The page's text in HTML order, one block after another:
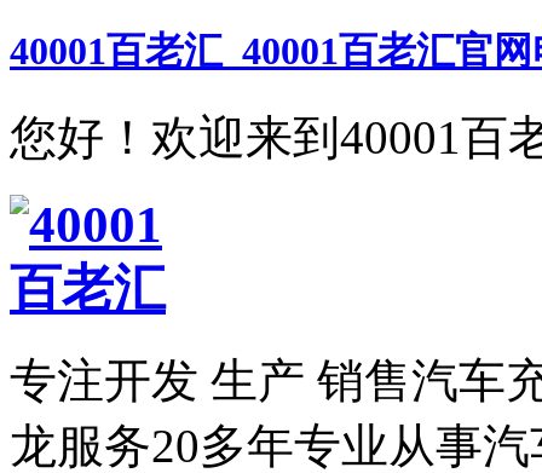
40001百老汇_40001百老汇官
您好！欢迎来到40001百
专注开发 生产 销售汽车
龙服务20多年专业从事